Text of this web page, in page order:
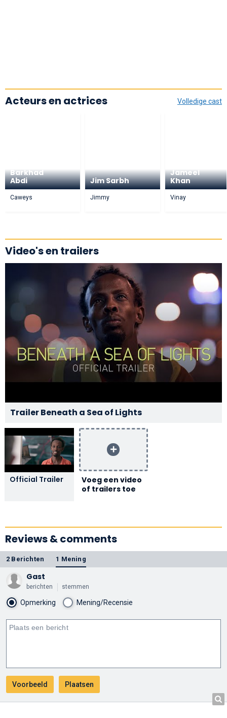
Volledige cast
Acteurs en actrices
Barkhad
Abdi
Caweys
Jim Sarbh
Jimmy
Jameel
Khan
Vinay
Video's en trailers
Trailer Beneath a Sea of Lights
Official Trailer
Voeg een video
of trailers toe
Reviews & comments
2 Berichten 1 Mening
Gast
berichten stemmen
Opmerking Mening/Recensie